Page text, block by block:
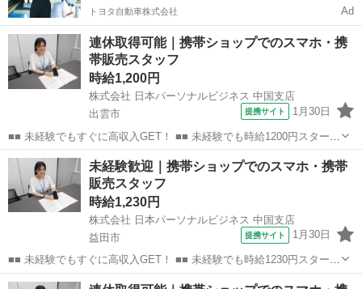
トヨタ自動車株式会社 Ad
連休取得可能｜携帯ショップでのスマホ・携
帯販売スタッフ
時給1,200円
株式会社 日本パーソナルビジネス 中国支店
出雲市
提携サイト 1月30日
■■ 未経験でもすぐに高収入GET！ ■■ 未経験でも時給1200円スタート
なので、すぐに高収入!! 社員登用制度もあるので、ゆくゆくは社員に
なんてキャリアアップも目指せます!! ■■ 来社不要！カンタン電話登
録!! ■■...
島根 出雲市 店長
未経験歓迎｜携帯ショップでのスマホ・携帯
販売スタッフ
時給1,230円
株式会社 日本パーソナルビジネス 中国支店
益田市
提携サイト 1月30日
■■ 未経験でもすぐに高収入GET！ ■■ 未経験でも時給1230円スタート
なので、すぐに高収入!! 社員登用制度もあるので、ゆくゆくは社員に
島根 益田市 店長